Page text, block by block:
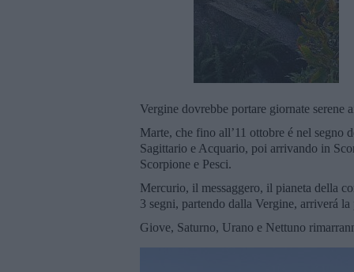
Vergine dovrebbe portare giornate serene
Marte, che fino all’11 ottobre é nel
Sagittario e Acquario, poi arrivando in
Scorpione e Pesci.
Mercurio, il messaggero, il pianeta della
3 segni, partendo dalla Vergine, arriverá
Giove, Saturno, Urano e Nettuno